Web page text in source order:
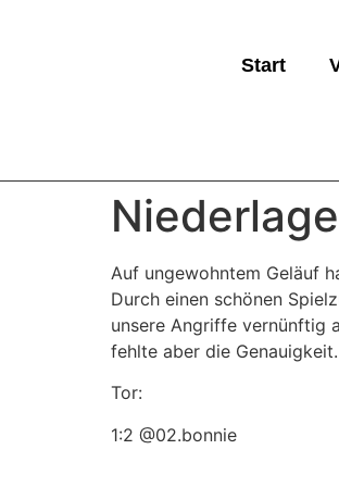
Start
Auf ungewohntem Geläuf
Durch einen schönen
unsere Angriffe vernünftig
fehlte aber die Genauigkeit.
Tor:
1:2 @02.bonnie